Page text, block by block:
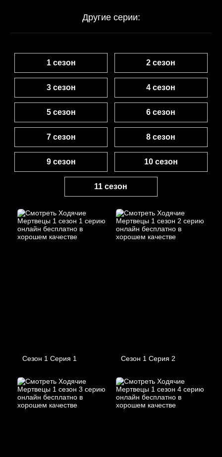
Другие серии:
1 сезон 2 сезон
3 сезон 4 сезон
5 сезон 6 сезон
7 сезон 8 сезон
9 сезон 10 сезон
11 сезон
Сезон 1 Серия 1 Сезон 1 Серия 2